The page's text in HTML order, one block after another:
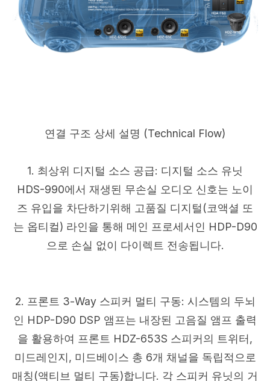
연결 구조 상세 설명 (Technical Flow)
1. 최상위 디지털 소스 공급: 디지털 소스 유닛
HDS-990에서 재생된 무손실 오디오 신호는 노이
즈 유입을 차단하기위해 고품질 디지털(코액셜 또
는 옵티컬) 라인을 통해 메인 프로세서인 HDP-D90
으로 손실 없이 다이렉트 전송됩니다.
2. 프론트 3-Way 스피커 멀티 구동: 시스템의 두뇌
인 HDP-D90 DSP 앰프는 내장된 고음질 앰프 출력
을 활용하여 프론트 HDZ-653S 스피커의 트위터,
미드레인지, 미드베이스 총 6개 채널을 독립적으로
매칭(액티브 멀티 구동)합니다. 각 스피커 유닛의 거